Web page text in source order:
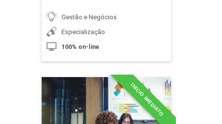
10h
Gestão e Negócios
Especialização
100% on-line
INÍCIO IMEDIATO
MBA em Contabilidade
Internacional
Detalhes do curso